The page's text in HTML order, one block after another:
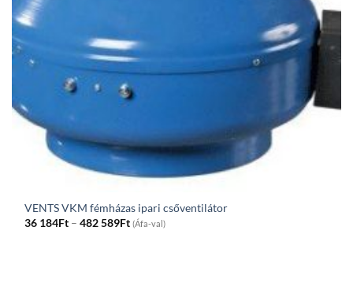
VENTS VKM fémházas ipari csőventilátor
36 184Ft – 482 589FtPrice
range:
(Áfa-val)